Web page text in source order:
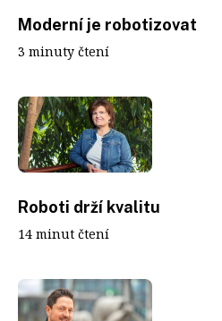
Moderní je robotizovat
3 minuty čtení
Roboti drží kvalitu
14 minut čtení